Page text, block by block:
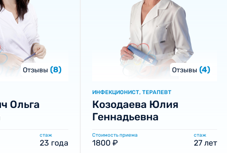
Отзывы (8)
Ольга
стаж
23 года
Отзывы (4)
ИНФЕКЦИОНИСТ, ТЕРАПЕВТ
Козодаева Юлия
Геннадьевна
Стоимость приема
1800 ₽
стаж
27 лет